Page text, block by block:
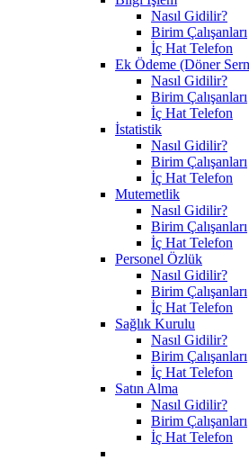
Nasıl Gidilir?
Birim Çalışanları
İç Hat Telefon
Ek Ödeme (Döner
Nasıl Gidilir?
Birim Çalışanları
İç Hat Telefon
İstatistik
Nasıl Gidilir?
Birim Çalışanları
İç Hat Telefon
Mutemetlik
Nasıl Gidilir?
Birim Çalışanları
İç Hat Telefon
Personel Özlük
Nasıl Gidilir?
Birim Çalışanları
İç Hat Telefon
Sağlık Kurulu
Nasıl Gidilir?
Birim Çalışanları
İç Hat Telefon
Satın Alma
Nasıl Gidilir?
Birim Çalışanları
İç Hat Telefon